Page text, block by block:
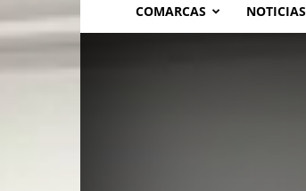
COMARCAS NOTICIAS